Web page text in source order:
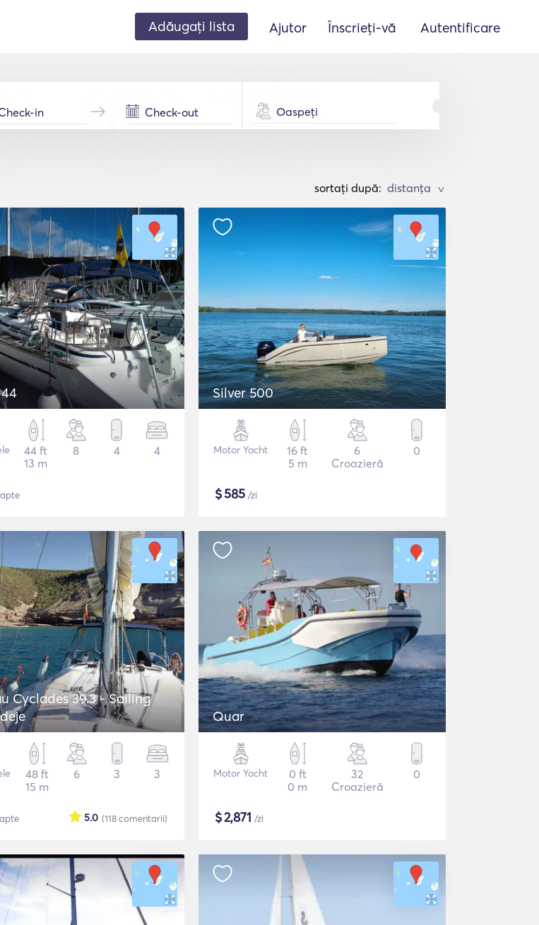
Adăugați lista Ajutor Înscrieți-vă Autentificare
Oaspeți
sortați după: >
44 ft
13 m
8 4 4
Silver 500
Motor Yacht
16 ft
5 m
6
Croazieră
0
$585 /zi
Cyclades 39.3 - Sailing
48 ft
15 m
6 3 3
(118comentarii)
5.0
Quar
Motor Yacht
0 ft
0 m
32
Croazieră
0
$2,871 /zi